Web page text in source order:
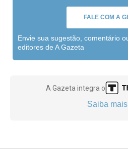
FALE COM A
Envie sua sugestão, comentário
editores de A Gazeta
A Gazeta integra o
Saiba mais